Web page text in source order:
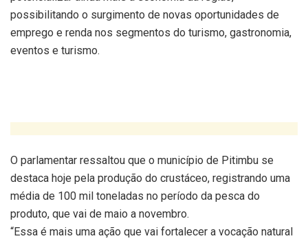
possibilitando o surgimento de novas oportunidades de
emprego e renda nos segmentos do turismo, gastronomia,
eventos e turismo.
O parlamentar ressaltou que o município de Pitimbu se
destaca hoje pela produção do crustáceo, registrando uma
média de 100 mil toneladas no período da pesca do
produto, que vai de maio a novembro.
“Essa é mais uma ação que vai fortalecer a vocação natural